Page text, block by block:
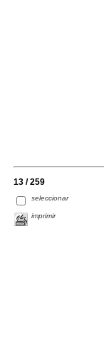
13 / 259
seleccionar
imprimir